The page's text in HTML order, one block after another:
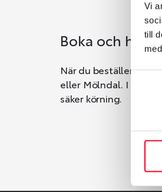
Vi
till
Boka och
När du beställer dina
eller Mölndal. I
säker körning.